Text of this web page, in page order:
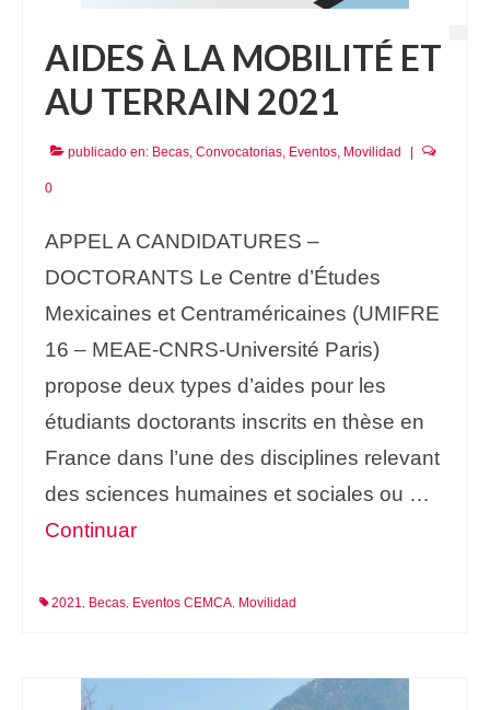
AIDES À LA MOBILITÉ ET
AU TERRAIN 2021
publicado en: Becas, Convocatorias, Eventos, Movilidad
0
APPEL A CANDIDATURES –
DOCTORANTS Le Centre d’Études
Mexicaines et Centraméricaines (UMIFRE
16 – MEAE-CNRS-Université Paris)
propose deux types d’aides pour les
étudiants doctorants inscrits en thèse en
France dans l’une des disciplines relevant
des sciences humaines et sociales ou …
Continuar
2021, Becas, Eventos CEMCA, Movilidad